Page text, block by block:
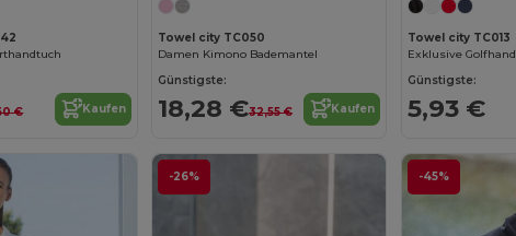
€ Kaufen
Towel city TC050
Damen Kimono Bademantel
Günstigste:
18,28 €32,55 € Kaufen
Towel city TC013
Günstigste:
5,93 €
-26% -45%